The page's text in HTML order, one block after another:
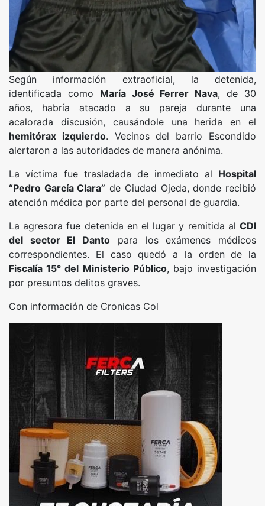
Según información extraoficial, la detenida,
identificada como María José Ferrer Nava, de 30
años, habría atacado a su pareja durante una
acalorada discusión, causándole una herida en el
hemitórax izquierdo. Vecinos del barrio Escondido
alertaron a las autoridades de manera anónima.
La víctima fue trasladada de inmediato al Hospital
“Pedro García Clara” de Ciudad Ojeda, donde recibió
atención médica por parte del personal de guardia.
La agresora fue detenida en el lugar y remitida al CDI
del sector El Danto para los exámenes médicos
correspondientes. El caso quedó a la orden de la
Fiscalía 15° del Ministerio Público, bajo investigación
por presuntos delitos graves.
Con información de Cronicas Col